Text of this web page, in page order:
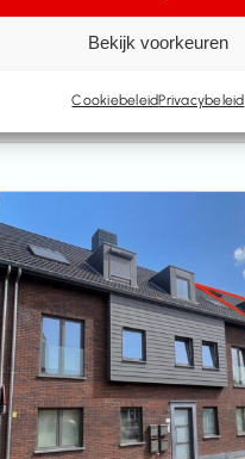
Bekijk voorkeuren
CookiebeleidPrivacybeleid
Bekijk eigendom